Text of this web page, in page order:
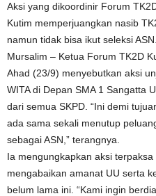
Aksi yang dikoordinir Forum
Kutim memperjuangkan nasib
namun tidak bisa ikut seleksi ASN.
Mursalim – Ketua Forum TK2D
Ahad (23/9) menyebutkan aksi
WITA di Depan SMA 1 Sangatta
dari semua SKPD. “Ini demi
ada sama sekali menutup
sebagai ASN,” terangnya.
Ia mengungkapkan aksi
mengabaikan amanat UU serta
belum lama ini. “Kami ingin